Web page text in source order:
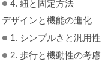
4. 紐と固定方法
デザインと機能の進化
1. シンプルさと汎用性
2. 歩行と機動性の考慮